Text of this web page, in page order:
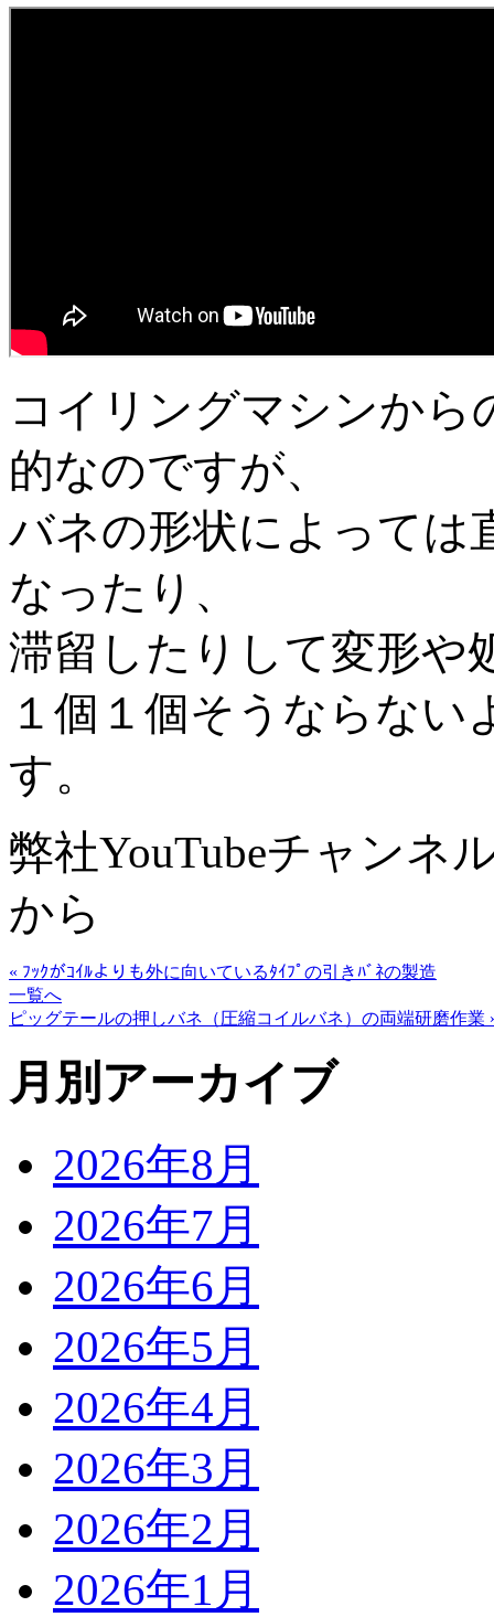
コイリングマシンから
的なのですが、
バネの形状によっては
なったり、
滞留したりして変形や
１個１個そうならな
す。
弊社YouTubeチャンネ
から
« ﾌｯｸがｺｲﾙよりも外に向いているﾀｲﾌﾟの引きﾊﾞﾈの製造
一覧へ
ピッグテールの押しバネ（圧縮コイルバネ）の両端研磨作業
月別アーカイブ
2026年8月
2026年7月
2026年6月
2026年5月
2026年4月
2026年3月
2026年2月
2026年1月